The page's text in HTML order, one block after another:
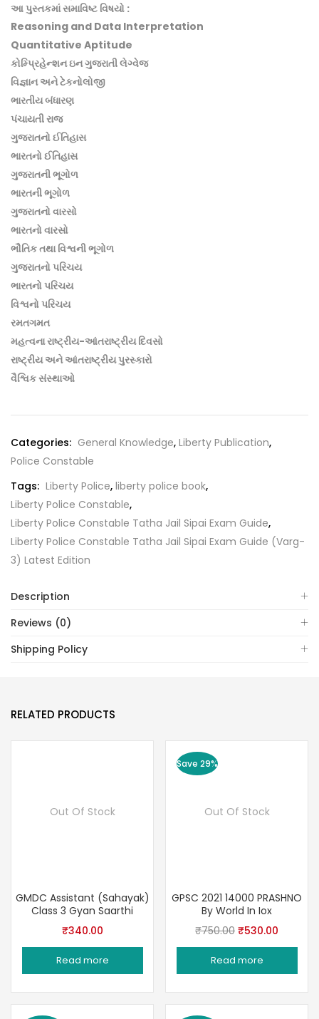
આ પુસ્તકમાં સમાવિષ્ટ વિષયો :
Reasoning and Data Interpretation
Quantitative Aptitude
કોમ્પ્રિહેન્શન ઇન ગુજરાતી લેગ્વેજ
વિજ્ઞાન અને ટેકનોલોજી
ભારતીય બંધારણ
પંચાયતી રાજ
ગુજરાતનો ઈતિહાસ
ભારતનો ઈતિહાસ
ગુજરાતની ભૂગોળ
ભારતની ભૂગોળ
ગુજરાતનો વારસો
ભારતનો વારસો
ભૌતિક તથા વિશ્વની ભૂગોળ
ગુજરાતનો પરિચય
ભારતનો પરિચય
વિશ્વનો પરિચય
રમતગમત
મહત્વના રાષ્ટ્રીય-આંતરાષ્ટ્રીય દિવસો
રાષ્ટ્રીય અને આંતરાષ્ટ્રીય પુરસ્કારો
વૈશ્વિક સંસ્થાઓ
Categories: General Knowledge, Liberty Publication,
Police Constable
Tags: Liberty Police, liberty police book,
Liberty Police Constable,
Liberty Police Constable Tatha Jail Sipai Exam Guide,
Liberty Police Constable Tatha Jail Sipai Exam Guide (Varg-
3) Latest Edition
Description
Reviews (0)
Shipping Policy
RELATED PRODUCTS
Out Of Stock
GMDC Assistant (Sahayak)
Class 3 Gyan Saarthi
₹340.00
Read more
Save 29%
Out Of Stock
GPSC 2021 14000 PRASHNO
By World In Iox
₹750.00 Original
price
was:
₹530.00
price
Read more